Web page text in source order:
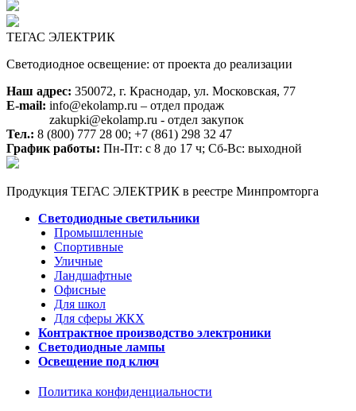
ТЕГАС ЭЛЕКТРИК
Светодиодное освещение: от проекта до реализации
Наш адрес: 350072, г. Краснодар, ул. Московская, 77
E-mail: info@ekolamp.ru – отдел продаж
zakupki@ekolamp.ru - отдел закупок
Тел.: 8 (800) 777 28 00; +7 (861) 298 32 47
График работы: Пн-Пт: с 8 до 17 ч; Сб-Вс: выходной
Продукция ТЕГАС ЭЛЕКТРИК в реестре Минпромторга
Светодиодные светильники
Промышленные
Спортивные
Уличные
Ландшафтные
Офисные
Для школ
Для сферы ЖКХ
Контрактное производство электроники
Светодиодные лампы
Освещение под ключ
Политика конфиденциальности